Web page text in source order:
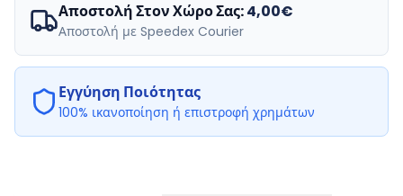
Αποστολή Στον Χώρο Σας:4,00€
Αποστολή με Speedex Courier
Εγγύηση Ποιότητας
100% ικανοποίηση ή επιστροφή χρημάτων